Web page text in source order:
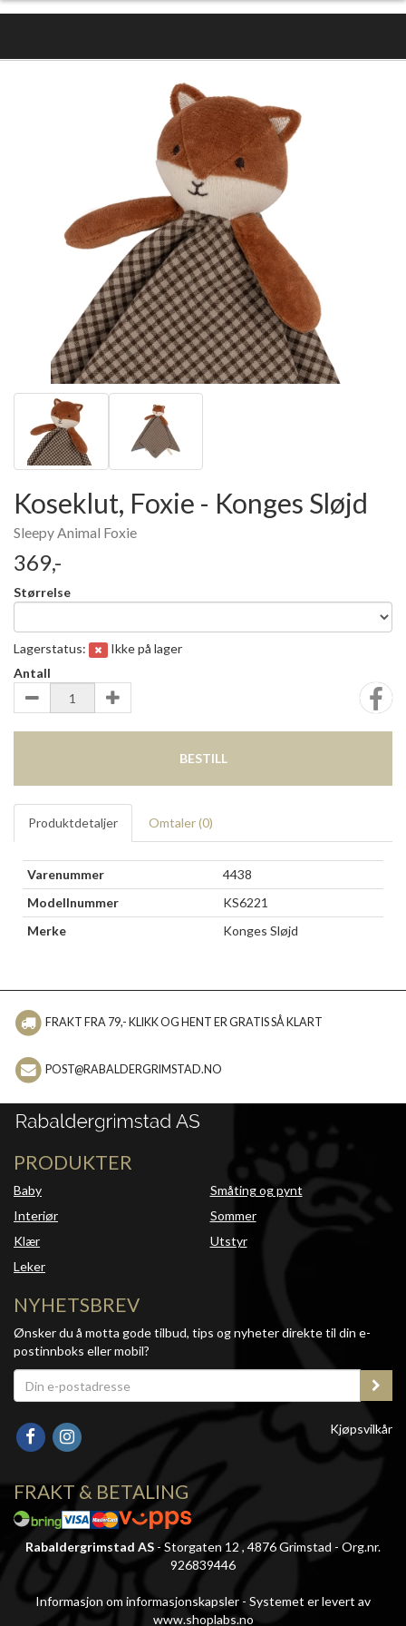
Koseklut, Foxie - Konges Sløjd
Sleepy Animal Foxie
369,-
Størrelse
Lagerstatus:
Ikke på lager
Antall
BESTILL
Produktdetaljer Omtaler (0)
Varenummer
4438
Modellnummer
KS6221
Merke
Konges Sløjd
FRAKT FRA 79,- KLIKK OG HENT ER GRATIS SÅ KLART
POST@RABALDERGRIMSTAD.NO
PRODUKTER
Baby
Interiør
Klær
Leker
Småting og pynt
Sommer
Utstyr
NYHETSBREV
Ønsker du å motta gode tilbud, tips og nyheter direkte til din e-
postinnboks eller mobil?
Kjøpsvilkår
FRAKT & BETALING
Rabaldergrimstad AS - Storgaten 12 , 4876 Grimstad - Org.nr.
926839446
Informasjon om informasjonskapsler - Systemet er levert av
www.shoplabs.no